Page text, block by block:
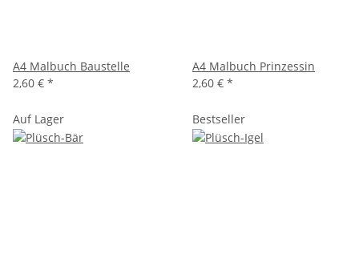
A4 Malbuch Baustelle
2,60 € *
A4 Malbuch Prinzessin
2,60 € *
Auf Lager Bestseller